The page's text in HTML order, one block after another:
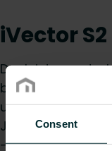
Consent
iVector
Der
beeindruckt mit
und dem
Jahreszeit
– bei